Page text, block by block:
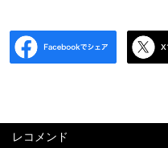
レコメンド